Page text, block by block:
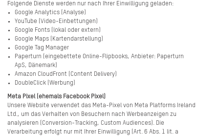
Folgende Dienste werden nur nach Ihrer Einwilligung geladen:
Google Analytics (Analyse)
YouTube (Video-Einbettungen)
Google Fonts (lokal oder extern)
Google Maps (Kartendarstellung)
Google Tag Manager
Paperturn (eingebettete Online-Flipbooks, Anbieter: Paperturn
ApS, Dänemark)
Amazon CloudFront (Content Delivery)
DoubleClick (Werbung)
Meta Pixel (ehemals Facebook Pixel)
Unsere Website verwendet das Meta-Pixel von Meta Platforms Ireland
Ltd., um das Verhalten von Besuchern nach Werbeanzeigen zu
analysieren (Conversion-Tracking, Custom Audiences). Die
Verarbeitung erfolgt nur mit Ihrer Einwilligung (Art. 6 Abs. 1 lit. a